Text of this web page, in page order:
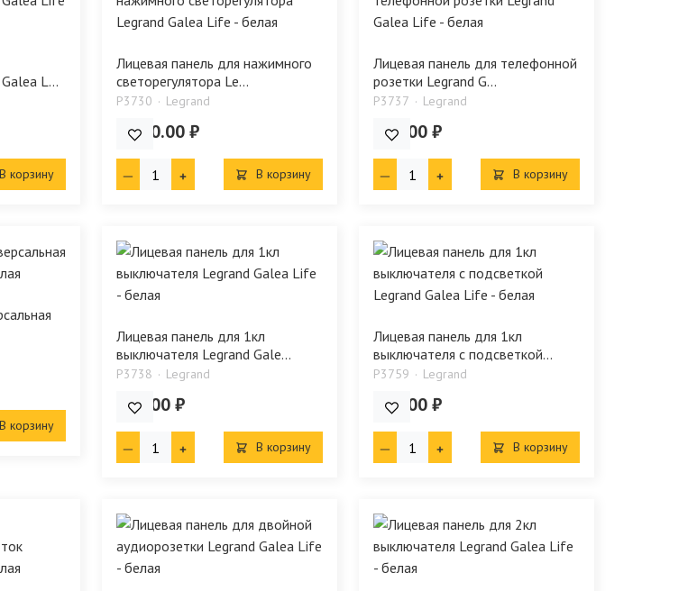
L...
В корзину
Лицевая панель для нажимного
светорегулятора Le...
P3730 Legrand
1 080.00 ₽
В корзину
Лицевая панель для телефонной
розетки Legrand G...
P3737 Legrand
445.00 ₽
В корзину
В корзину
Лицевая панель для 1кл
выключателя Legrand Gale...
P3738 Legrand
445.00 ₽
В корзину
Лицевая панель для 1кл
выключателя с подсветкой...
P3759 Legrand
805.00 ₽
В корзину